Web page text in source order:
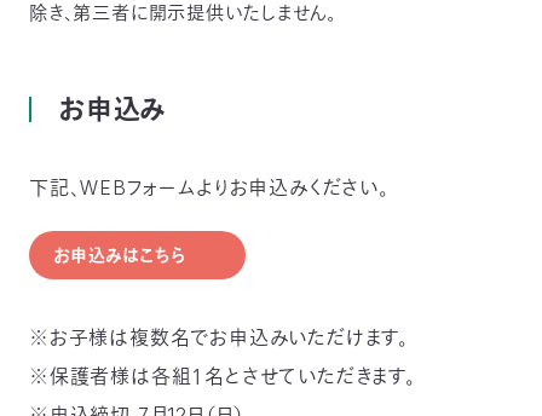
除き、第三者に開示提供いたしません。
お申込み
下記、WEBフォームよりお申込みください。
お申込みはこちら
※お子様は複数名でお申込みいただけます。
※保護者様は各組１名とさせていただきます。